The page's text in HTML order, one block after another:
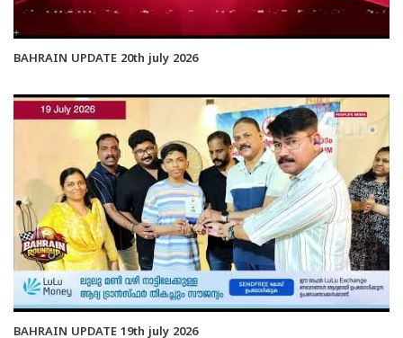
BAHRAIN UPDATE 20th july 2026
BAHRAIN UPDATE 19th july 2026